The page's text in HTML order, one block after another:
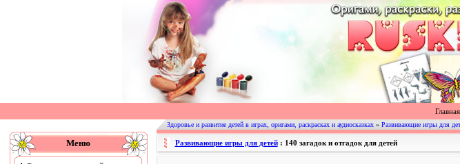
|
Раскраски
Развитие
Меню
Здоровье и развитие детей в играх, оригами, раскрасках и аудиосказках» Развивающие игры для
Развивающие игры для детей : 140 загадок и отгадок для детей